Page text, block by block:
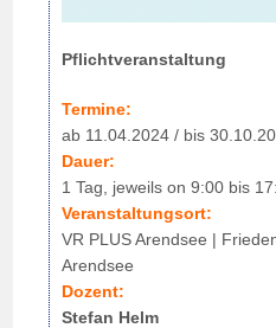
Pflichtveranstaltung
Termine:
ab 11.04.2024 / bis
Dauer:
1 Tag, jeweils on 9:00 bis
Veranstaltungsort:
VR PLUS Arendsee |
Arendsee
Dozent:
Stefan Helm